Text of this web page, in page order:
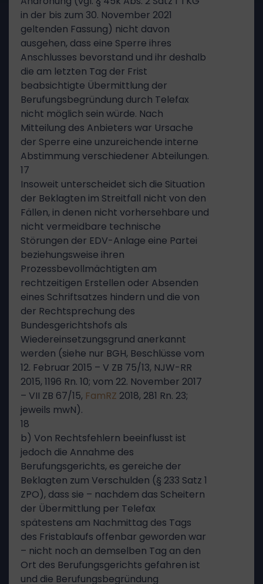
in der bis zum 30. November 2021
geltenden Fassung) nicht davon
ausgehen, dass eine Sperre ihres
Anschlusses bevorstand und ihr deshalb
die am letzten Tag der Frist
beabsichtigte Übermittlung der
Berufungsbegründung durch Telefax
nicht möglich sein würde. Nach
Mitteilung des Anbieters war Ursache
der Sperre eine unzureichende interne
Abstimmung verschiedener Abteilungen.
17
Insoweit unterscheidet sich die Situation
der Beklagten im Streitfall nicht von den
Fällen, in denen nicht vorhersehbare und
nicht vermeidbare technische
Störungen der EDV-Anlage eine Partei
beziehungsweise ihren
Prozessbevollmächtigten am
rechtzeitigen Erstellen oder Absenden
eines Schriftsatzes hindern und die von
der Rechtsprechung des
Bundesgerichtshofs als
Wiedereinsetzungsgrund anerkannt
werden (siehe nur BGH, Beschlüsse vom
12. Februar 2015 – V ZB 75/13, NJW-RR
2015, 1196 Rn. 10; vom 22. November 2017
– VII ZB 67/15, FamRZ 2018, 281 Rn. 23;
jeweils mwN).
18
b) Von Rechtsfehlern beeinflusst ist
jedoch die Annahme des
Berufungsgerichts, es gereiche der
Beklagten zum Verschulden (§ 233 Satz 1
ZPO), dass sie – nachdem das Scheitern
der Übermittlung per Telefax
spätestens am Nachmittag des Tags
des Fristablaufs offenbar geworden war
– nicht noch an demselben Tag an den
Ort des Berufungsgerichts gefahren ist
und die Berufungsbegründung